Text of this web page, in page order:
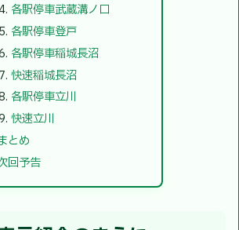
各駅停車武蔵溝ノ口
各駅停車登戸
各駅停車稲城長沼
快速稲城長沼
各駅停車立川
快速立川
とめ
回予告